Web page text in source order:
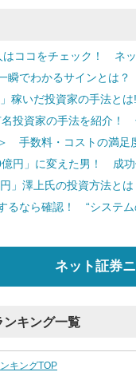
はココをチェック！ ネ
瞬でわかるサインとは
」稼いだ投資家の手法と
名投資家の手法を紹介
手数料・コストの満足
円」に変えた男！ 成
円」澤上氏の投資方法と
るなら確認！ “システ
ネット証券
ンキング一覧
キングTOP